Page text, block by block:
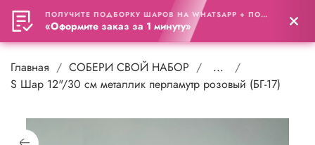
0
Главная СОБЕРИ СВОЙ НАБОР
...
S Шар 12"/30 см металлик перламутр розовый (БГ-17)
ПОЛУЧИТЕ ПОДБОРКУ ШАРОВ НА WHATSAPP + ПОДАРОК
«Оформите заказ за 1 минуту»